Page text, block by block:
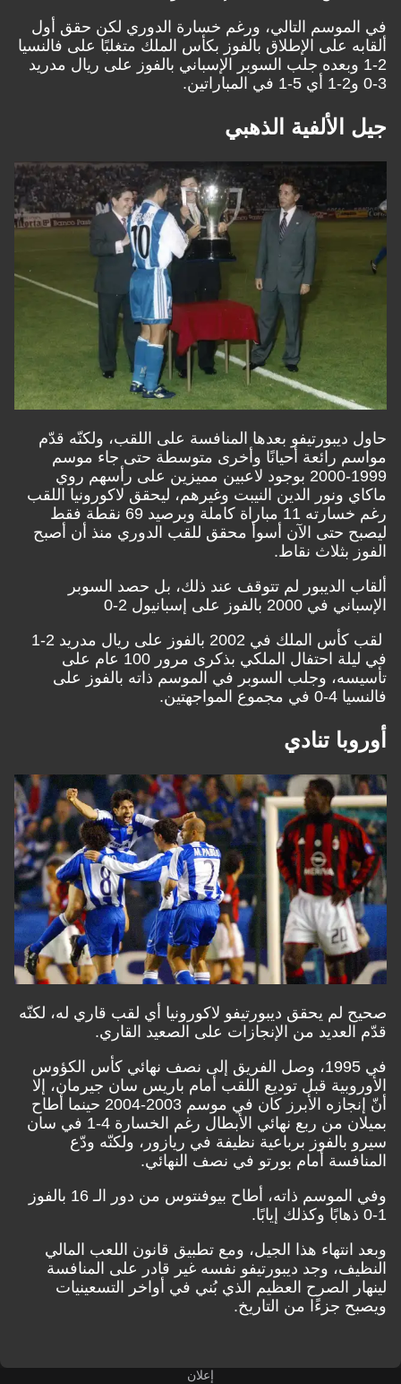
في الموسم التالي، ورغم خسارة الدوري لكن حقق أول
ألقابه على الإطلاق بالفوز بكأس الملك متغلبًا على فالنسيا
2-1 وبعده جلب السوبر الإسباني بالفوز على ريال مدريد
3-0 و2-1 أي 5-1 في المباراتين.
جيل الألفية الذهبي
حاول ديبورتيفو بعدها المنافسة على اللقب، ولكنّه قدّم
مواسم رائعة أحيانًا وأخرى متوسطة حتى جاء موسم
1999-2000 بوجود لاعبين مميزين على رأسهم روي
ماكاي ونور الدين النيبت وغيرهم، ليحقق لاكورونيا اللقب
رغم خسارته 11 مباراة كاملة وبرصيد 69 نقطة فقط
ليصبح حتى الآن أسوأ محقق للقب الدوري منذ أن أصبح
الفوز بثلاث نقاط.
ألقاب الديبور لم تتوقف عند ذلك، بل حصد السوبر
الإسباني في 2000 بالفوز على إسبانيول 2-0
لقب كأس الملك في 2002 بالفوز على ريال مدريد 2-1
في ليلة احتفال الملكي بذكرى مرور 100 عام على
تأسيسه، وجلب السوبر في الموسم ذاته بالفوز على
فالنسيا 4-0 في مجموع المواجهتين.
أوروبا تنادي
صحيح لم يحقق ديبورتيفو لاكورونيا أي لقب قاري له، لكنّه
قدّم العديد من الإنجازات على الصعيد القاري.
في 1995، وصل الفريق إلى نصف نهائي كأس الكؤوس
الأوروبية قبل توديع اللقب أمام باريس سان جيرمان، إلا
أنّ إنجازه الأبرز كان في موسم 2003-2004 حينما أطاح
بميلان من ربع نهائي الأبطال رغم الخسارة 4-1 في سان
سيرو بالفوز برباعية نظيفة في ريازور، ولكنّه ودّع
المنافسة أمام بورتو في نصف النهائي.
وفي الموسم ذاته، أطاح بيوفنتوس من دور الـ 16 بالفوز
1-0 ذهابًا وكذلك إيابًا.
وبعد انتهاء هذا الجيل، ومع تطبيق قانون اللعب المالي
النظيف، وجد ديبورتيفو نفسه غير قادر على المنافسة
لينهار الصرح العظيم الذي بُني في أواخر التسعينيات
ويصبح جزءًا من التاريخ.
إعلان